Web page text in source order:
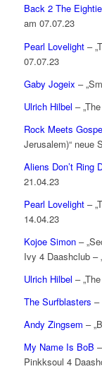
Back 2 The
am 07.07.23
Pearl Lovelight–
07.07.23
Gaby Jogeix –
Ulrich Hilbel –
Rock Meets
Jerusalem)“ neue
Aliens Don’t Ring
21.04.23
Pearl Lovelight–
14.04.23
Kojoe Simon–
Ivy 4 Daashclub –
Ulrich Hilbel –
The Surfblasters –
Andy Zingsem –
My Name Is BoB
Pinkksoul 4